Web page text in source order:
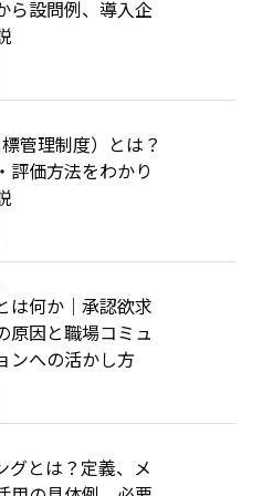
ら設問例、導入企
管理制度）とは？
評価方法をわかり
は何か｜承認欲求
原因と職場コミュ
ンへの活かし方
グとは？定義、メ